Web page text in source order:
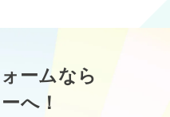
ームなら
へ！